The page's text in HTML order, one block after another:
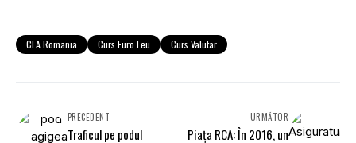
CFA Romania Curs Euro Leu Curs Valutar
PRECEDENT
Traficul pe podul
URMĂTOR
Piaţa RCA: În 2016, un